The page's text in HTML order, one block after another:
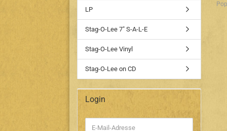
LP
Stag-O-Lee 7" S-A-L-E
Stag-O-Lee Vinyl
Stag-O-Lee on CD
Login
E-